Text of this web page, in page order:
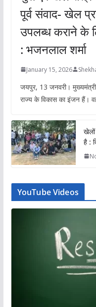
पूर्व संवाद- खेल
उपलब्ध कराने के
: भजनलाल शर्मा
January 15, 2026
जयपुर, 13 जनवरी। मुख्यमंत्री
राज्य के विकास का इंजन हैं।
खेलों
है :
YouTube Videos